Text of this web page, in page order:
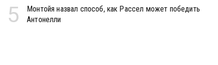
5
Монтойя назвал способ, как Рассел может победить
Антонелли